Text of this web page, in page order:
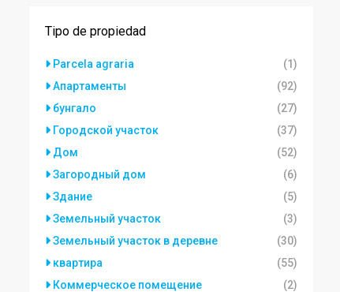
Tipo de propiedad
Parcela agraria
(1)
Апартаменты
(92)
бунгало
(27)
Городской участок
(37)
Дом
(52)
Загородный дом
(6)
Здание
(5)
Земельный участок
(3)
Земельный участок в деревне
(30)
квартира
(55)
Коммерческое помещение
(2)